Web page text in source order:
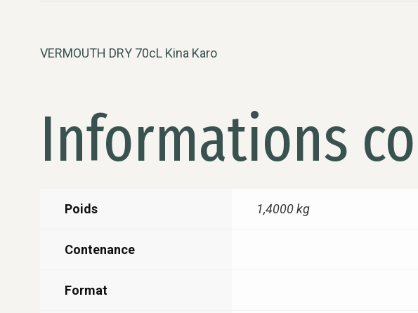
VERMOUTH DRY 70cL Kina Karo
Informations
Poids 1,4000 kg
Contenance
Format